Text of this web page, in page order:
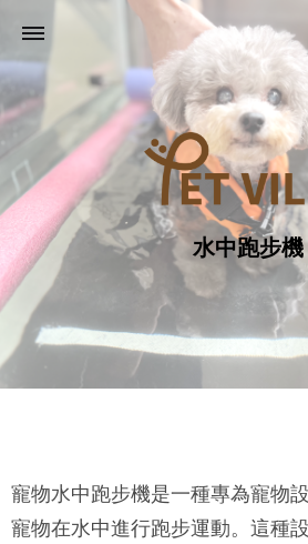
水中跑步機
寵物水中跑步機是一種專為寵物
寵物在水中進行跑步運動。這種